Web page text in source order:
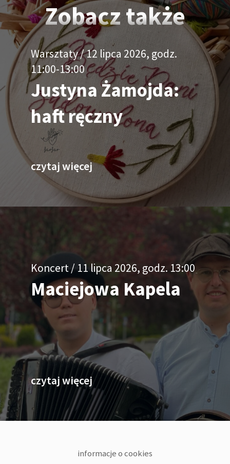
Zobacz także
Warsztaty / 12 lipca 2026, godz.
11:00-13:00
Justyna Żamojda:
haft ręczny
czytaj więcejo Justyna Żamojda: haft
Koncert / 11 lipca 2026, godz. 13:00
Maciejowa Kapela
czytaj więcejo Maciejowa Kapela
informacje o cookies